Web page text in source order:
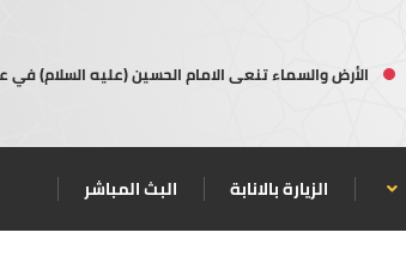
الأرض والسماء تنعى الامام الحسين (عليه السلام) في
الزيارة بالانابة البث المباشر